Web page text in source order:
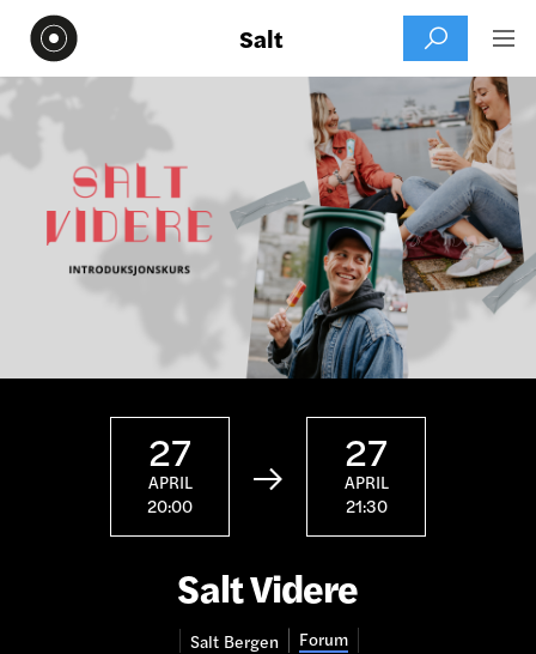
Salt  
27
APRIL
20:00

27
APRIL
21:30
Salt Videre
Salt Bergen Forum